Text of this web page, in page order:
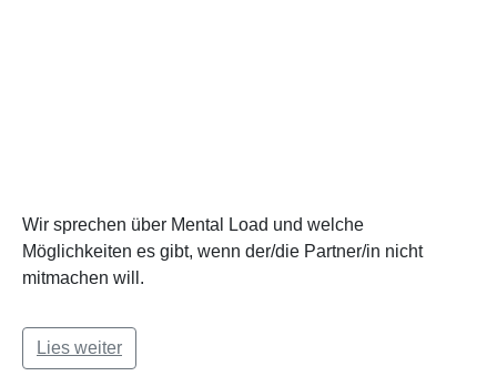
Wir sprechen über Mental Load und welche
Möglichkeiten es gibt, wenn der/die Partner/in nicht
mitmachen will.
Lies weiter